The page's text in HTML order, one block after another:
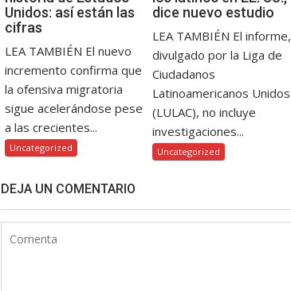
Unidos: así están las
cifras
LEA TAMBIÉN El nuevo
incremento confirma que
la ofensiva migratoria
sigue acelerándose pese
a las crecientes...
Uncategorized
dice nuevo estudio
LEA TAMBIÉN El informe,
divulgado por la Liga de
Ciudadanos
Latinoamericanos Unidos
(LULAC), no incluye
investigaciones...
Uncategorized
DEJA UN COMENTARIO